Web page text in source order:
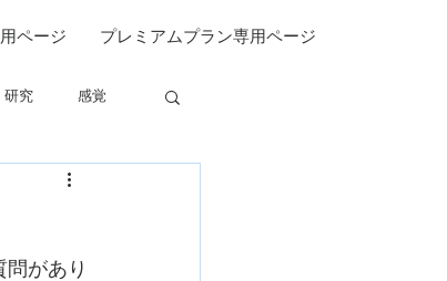
ページ プレミアムプラン専用ページ
研究 感覚
があり